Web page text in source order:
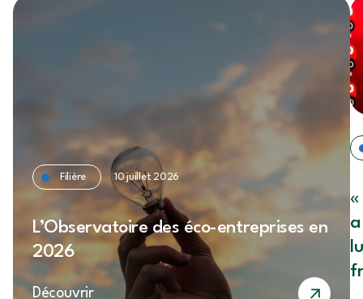
Filière 10 juillet 2026
L’Observatoire des éco-entreprises en
2026
Découvrir
«